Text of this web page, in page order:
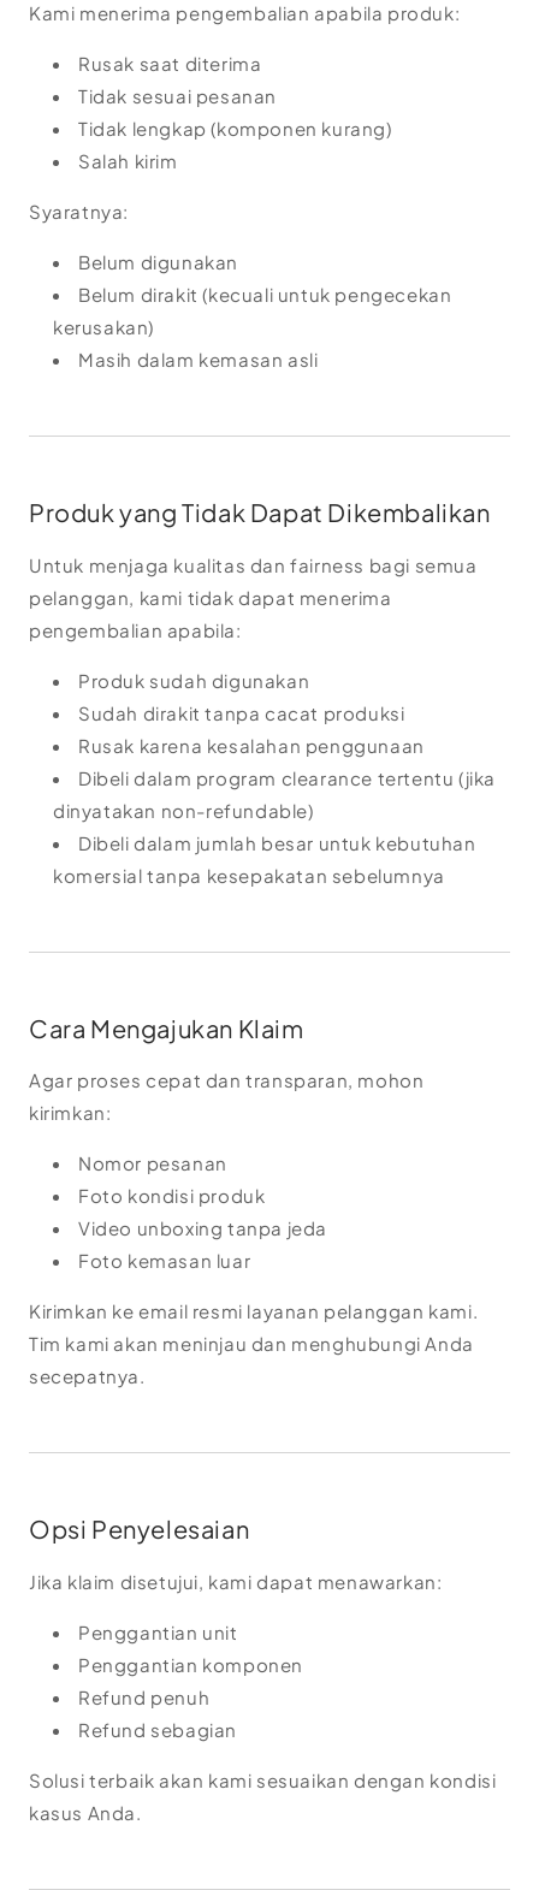
Kami menerima pengembalian apabila produk:
Rusak saat diterima
Tidak sesuai pesanan
Tidak lengkap (komponen kurang)
Salah kirim
Syaratnya:
Belum digunakan
Belum dirakit (kecuali untuk pengecekan
kerusakan)
Masih dalam kemasan asli
Produk yang Tidak Dapat Dikembalikan
Untuk menjaga kualitas dan fairness bagi semua
pelanggan, kami tidak dapat menerima
pengembalian apabila:
Produk sudah digunakan
Sudah dirakit tanpa cacat produksi
Rusak karena kesalahan penggunaan
Dibeli dalam program clearance tertentu (jika
dinyatakan non-refundable)
Dibeli dalam jumlah besar untuk kebutuhan
komersial tanpa kesepakatan sebelumnya
Cara Mengajukan Klaim
Agar proses cepat dan transparan, mohon
kirimkan:
Nomor pesanan
Foto kondisi produk
Video unboxing tanpa jeda
Foto kemasan luar
Kirimkan ke email resmi layanan pelanggan kami.
Tim kami akan meninjau dan menghubungi Anda
secepatnya.
Opsi Penyelesaian
Jika klaim disetujui, kami dapat menawarkan:
Penggantian unit
Penggantian komponen
Refund penuh
Refund sebagian
Solusi terbaik akan kami sesuaikan dengan kondisi
kasus Anda.